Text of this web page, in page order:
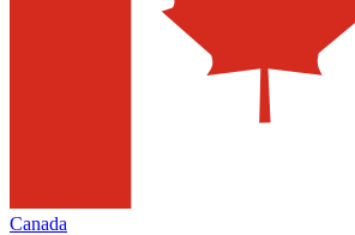
Canada